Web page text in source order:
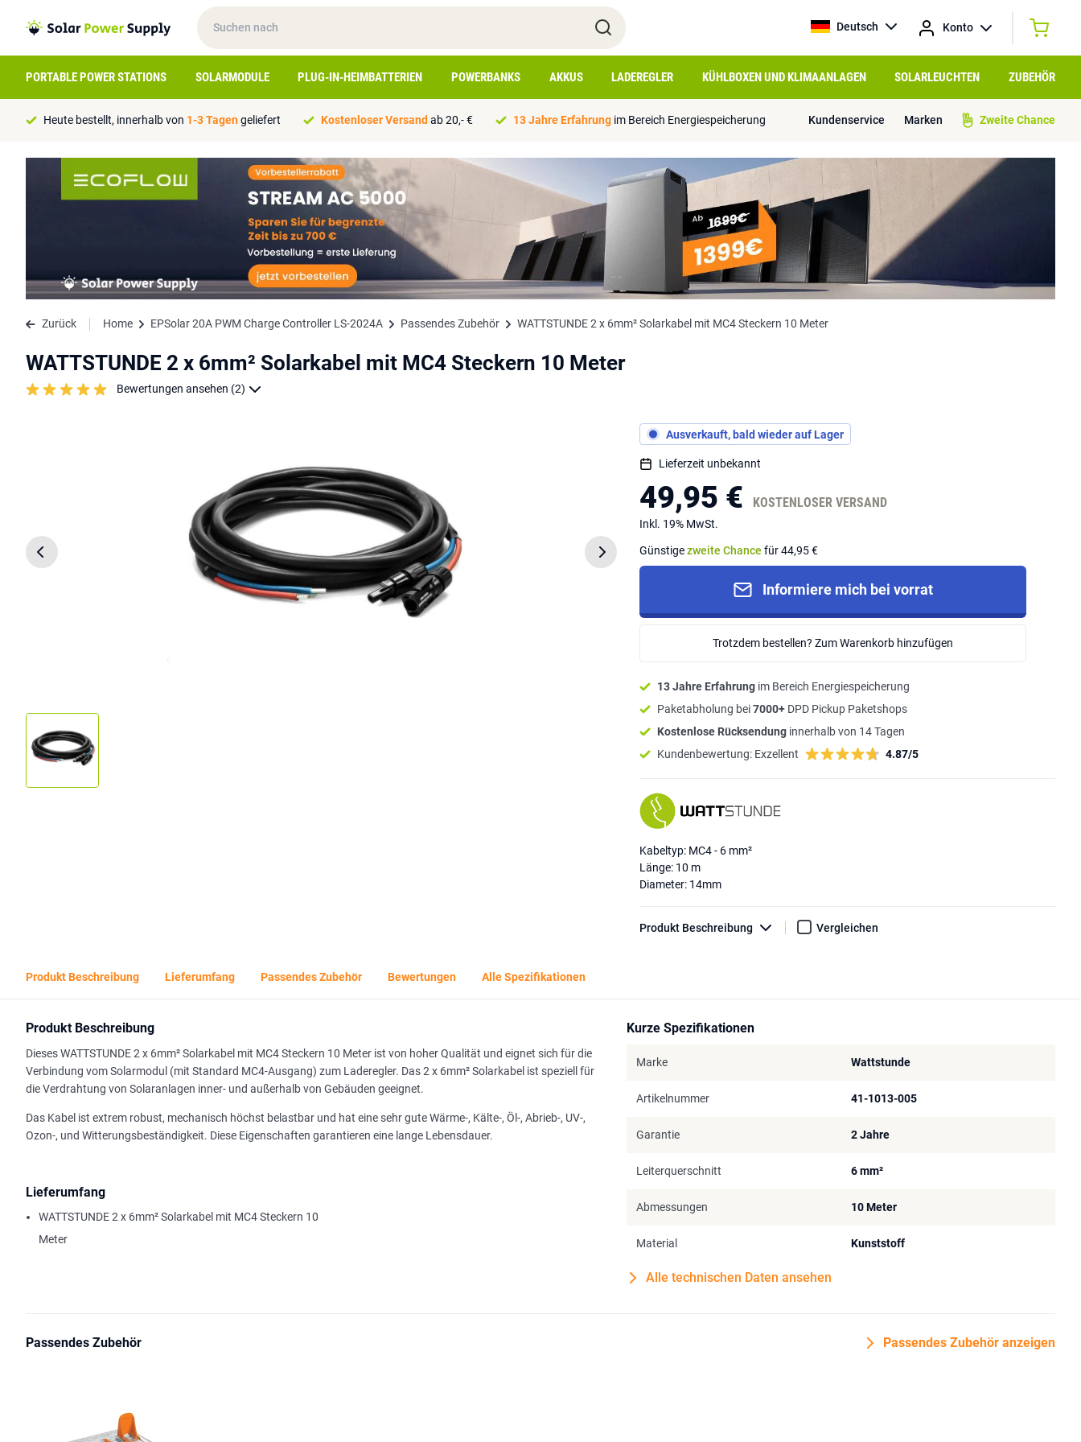
Deutsch Konto
PORTABLE POWER STATIONS SOLARMODULE PLUG-IN-HEIMBATTERIEN POWERBANKS AKKUS LADEREGLER KÜHLBOXEN UND KLIMAANLAGEN SOLARLEUCHTEN ZUBEHÖR
Heute bestellt, innerhalb von 1-3 Tagengeliefert Kostenloser Versand ab 20,- € 13 Jahre Erfahrung im Bereich Energiespeicherung Kundenservice Marken Zweite Chance
Zurück Home EPSolar 20A PWM Charge Controller LS-2024A Passendes Zubehör WATTSTUNDE 2 x 6mm² Solarkabel mit MC4 Steckern 10 Meter
WATTSTUNDE 2 x 6mm² Solarkabel mit MC4 Steckern 10 Meter
Bewertungen ansehen (2)
Ausverkauft, bald wieder auf Lager
Lieferzeit unbekannt
49,95 € KOSTENLOSER VERSAND
Inkl. 19% MwSt.
Günstigezweite Chance für 44,95 €
Informiere mich bei vorrat
Trotzdem bestellen? Zum Warenkorb hinzufügen
13 Jahre Erfahrung im Bereich Energiespeicherung
Paketabholung bei7000+ DPD Pickup Paketshops
Kostenlose Rücksendung innerhalb von 14 Tagen
Kundenbewertung: Exzellent 4.87/5
Kabeltyp: MC4 - 6 mm²
Länge: 10 m
Diameter: 14mm
Produkt Beschreibung Vergleichen
Produkt Beschreibung Lieferumfang Passendes Zubehör Bewertungen Alle Spezifikationen
Produkt Beschreibung
Dieses WATTSTUNDE 2 x 6mm² Solarkabel mit MC4 Steckern 10 Meter ist von hoher Qualität und eignet sich für die
Verbindung vom Solarmodul (mit Standard MC4-Ausgang) zum Laderegler. Das 2 x 6mm² Solarkabel ist speziell für
die Verdrahtung von Solaranlagen inner- und außerhalb von Gebäuden geeignet.
Das Kabel ist extrem robust, mechanisch höchst belastbar und hat eine sehr gute Wärme-, Kälte-, Öl-, Abrieb-, UV-,
Ozon-, und Witterungsbeständigkeit. Diese Eigenschaften garantieren eine lange Lebensdauer.
Lieferumfang
WATTSTUNDE 2 x 6mm² Solarkabel mit MC4 Steckern 10
Meter
Kurze Spezifikationen
Marke Wattstunde
Artikelnummer 41-1013-005
Garantie 2 Jahre
Leiterquerschnitt 6 mm²
Abmessungen 10 Meter
Material Kunststoff
Alle technischen Daten ansehen
Passendes Zubehör Passendes Zubehör anzeigen